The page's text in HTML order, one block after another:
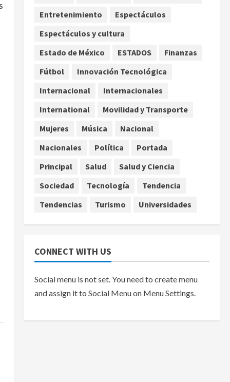
agosto 7, 2026
4
Estudio en Science vincula el
consumo de fruta ancestral
humano
agosto 7, 2026
Internacional
EE.UU. amplía revisión de
de periodistas y ciertos
Canadá
agosto 7, 2026
Entretenimiento
Espectáculos
Espectáculos y cultura
Estado de México
ESTADOS
Finanzas
Fútbol
Innovación Tecnológica
Internacional
Internacionales
International
Movilidad y Transporte
Mujeres
Música
Nacional
Nacionales
Política
Portada
Principal
Salud
Salud y Ciencia
Sociedad
Tecnología
Tendencia
Tendencias
Turismo Universidades
CONNECT WITH US
Social menu is not set. You need to create menu
and assign it to Social Menu on Menu Settings.